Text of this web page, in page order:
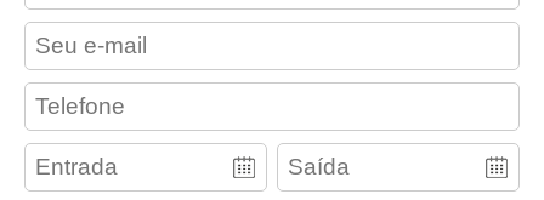
contact_email
contact_phone